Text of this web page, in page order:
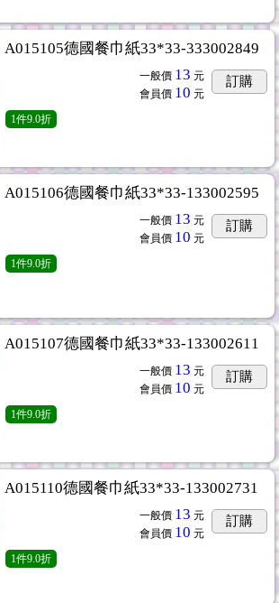
A015105德國餐巾紙33*33-333002849
一般價 13 元
會員價 10 元
訂購
1件9.0折
A015106德國餐巾紙33*33-133002595
一般價 13 元
會員價 10 元
訂購
1件9.0折
A015107德國餐巾紙33*33-133002611
一般價 13 元
會員價 10 元
訂購
1件9.0折
A015110德國餐巾紙33*33-133002731
一般價 13 元
會員價 10 元
訂購
1件9.0折